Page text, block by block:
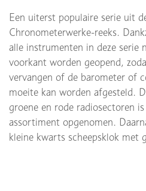
Een uiterst populaire serie uit
Chronometerwerke-reeks.
alle instrumenten in deze serie
voorkant worden geopend,
vervangen of de barometer of
moeite kan worden afgesteld.
groene en rode radiosectoren
assortiment opgenomen.
kleine kwarts scheepsklok met